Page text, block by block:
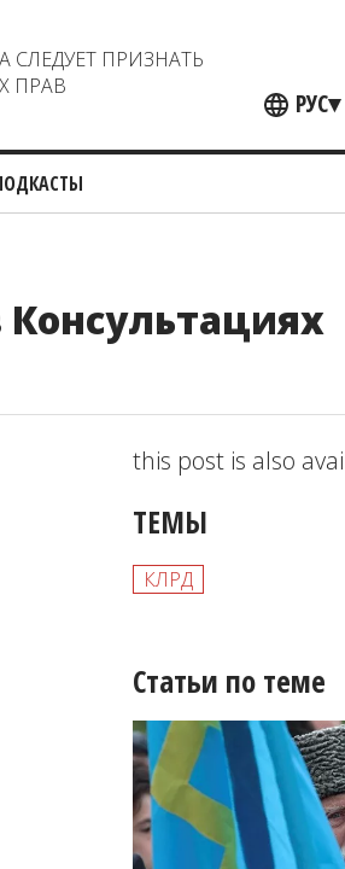
ПРИЗНАТЬ
ПРАВ
РУС▾
this post is also
ТЕМЫ
КЛРД
Статьи по теме